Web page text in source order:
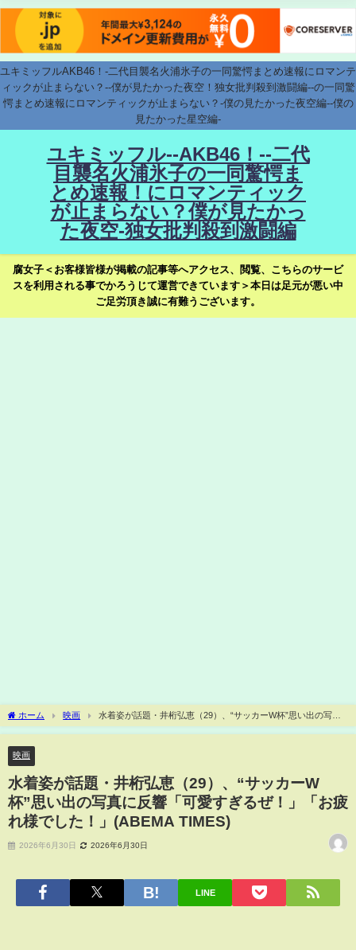
ユキミッフルAKB46！-二代目襲名火浦氷子の一同驚愕まとめ速報にロマンテ
ィックが止まらない？--僕が見たかった夜空！独女批判殺到激闘編--の一同驚
愕まとめ速報にロマンティックが止まらない？-僕の見たかった夜空編--僕の
見たかった星空編-
ユキミッフル--AKB46！--二代
目襲名火浦氷子の一同驚愕ま
とめ速報！にロマンティック
が止まらない？僕が見たかっ
た夜空-独女批判殺到激闘編
腐女子＜お客様皆様が掲載の記事等へアクセス、閲覧、こちらのサービ
スを利用される事でかろうじて運営できています＞本日は足元が悪い中
ご足労頂き誠に有難うございます。
ホーム 映画
水着姿が話題・井桁弘恵（29）、“サッカーW杯”思い出の写真
に反響「可愛すぎるぜ！」「お疲れ様でした！」(ABEMA TIMES)
映画
水着姿が話題・井桁弘恵（29）、“サッカーW
杯”思い出の写真に反響「可愛すぎるぜ！」「お疲
れ様でした！」(ABEMA TIMES)
2026年6月30日 2026年6月30日
LINE